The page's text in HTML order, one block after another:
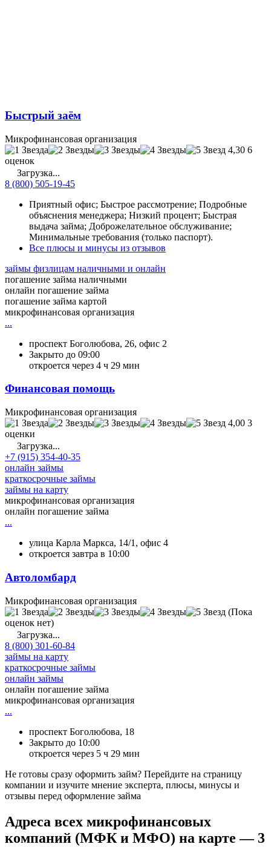
Быстрый заём
Микрофинансовая организация
4,30 6
оценок
Загрузка...
8 (800) 505-19-45
Приятный офис; Быстрое рассмотрение; Подробные
объяснения менеджера; Низкий процент; Быстрая
выдача займа; Доброжелательное обслуживание;
Минимальные требования (только паспорт).
Все плюсы и минусы из отзывов
займы физлицам наличными и онлайн
погашение займа наличными
онлайн погашение займа
погашение займа картой
микрофинансовая организация
...
проспект Боголюбова, 26, офис 2
Закрыто до 09:00
откроется через 4 ч 29 мин
Финансовая помощь
Микрофинансовая организация
4,00 3
оценки
Загрузка...
+7 (915) 354-40-35
онлайн займы
краткосрочные займы
займы на карту
микрофинансовая организация
онлайн погашение займа
...
улица Карла Маркса, 14/1, офис 4
откроется завтра в 10:00
Автоломбард
Микрофинансовая организация
(Пока
оценок нет)
Загрузка...
8 (800) 301-60-84
займы на карту
краткосрочные займы
онлайн займы
онлайн погашение займа
микрофинансовая организация
...
проспект Боголюбова, 18
Закрыто до 10:00
откроется через 5 ч 29 мин
Не готовы сразу оформить займ? Перейдите на страницу
компании и изучите мнение эксперта, плюсы, минусы и
отзывы перед оформление займа
Адреса всех микрофинансовых
компаний (МФК и МФО) на карте — 3